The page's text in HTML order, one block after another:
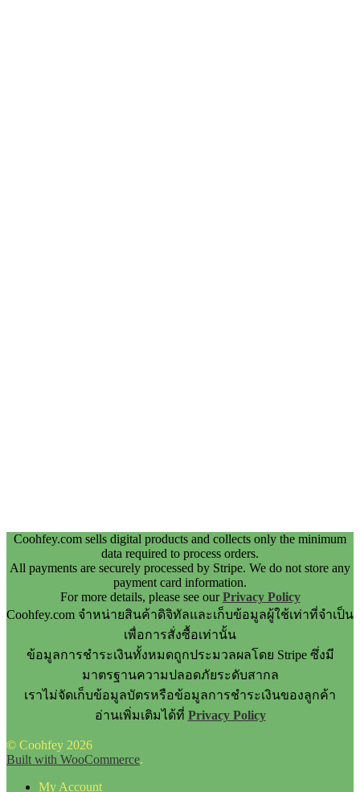
Coohfey.com sells digital products and collects only the minimum
data required to process orders.
All payments are securely processed by Stripe. We do not store any
payment card information.
For more details, please see ourPrivacy Policy
Coohfey.com จำหน่ายสินค้าดิจิทัลและเก็บข้อมูลผู้ใช้เท่าที่จำเป็น
เพื่อการสั่งซื้อเท่านั้น
ข้อมูลการชำระเงินทั้งหมดถูกประมวลผลโดย Stripe ซึ่งมี
มาตรฐานความปลอดภัยระดับสากล
เราไม่จัดเก็บข้อมูลบัตรหรือข้อมูลการชำระเงินของลูกค้า
อ่านเพิ่มเติมได้ที่ Privacy Policy
© Coohfey 2026
Built with WooCommerce.
My Account